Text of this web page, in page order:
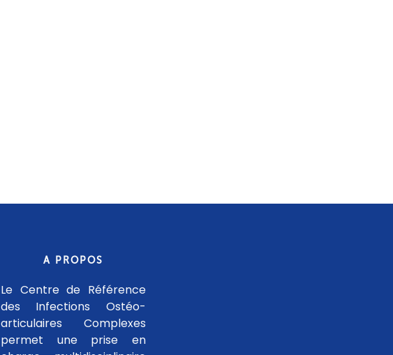
A PROPOS
Le Centre de Référence
des Infections Ostéo-
articulaires Complexes
permet une prise en